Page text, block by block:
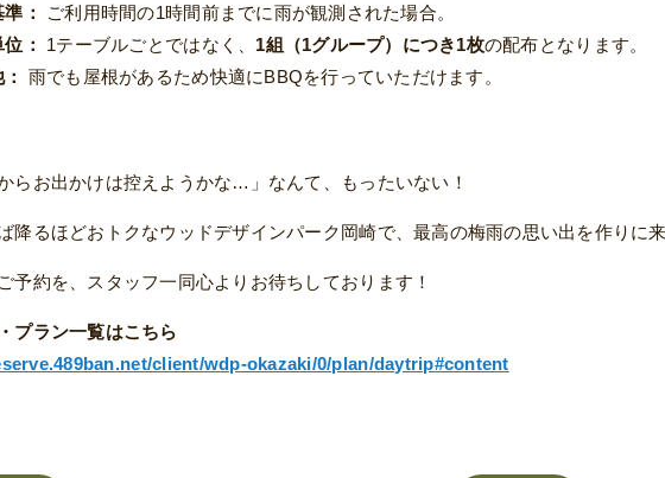
：
ご利用時間の1時間前までに雨が観測された場合。
：
1テーブルごとではなく、 1組（1グループ）につき1枚の配布となります。
雨でも屋根があるため快適にBBQを行っていただけます。
からお出かけは控えようかな…」なんて、もったいない！
降るほどおトクなウッドデザインパーク岡崎で、最高の梅雨の思い出を作りに
予約を、スタッフ一同心よりお待ちしております！
プラン一覧はこちら
client/wdp-okazaki/0/plan/daytrip#content